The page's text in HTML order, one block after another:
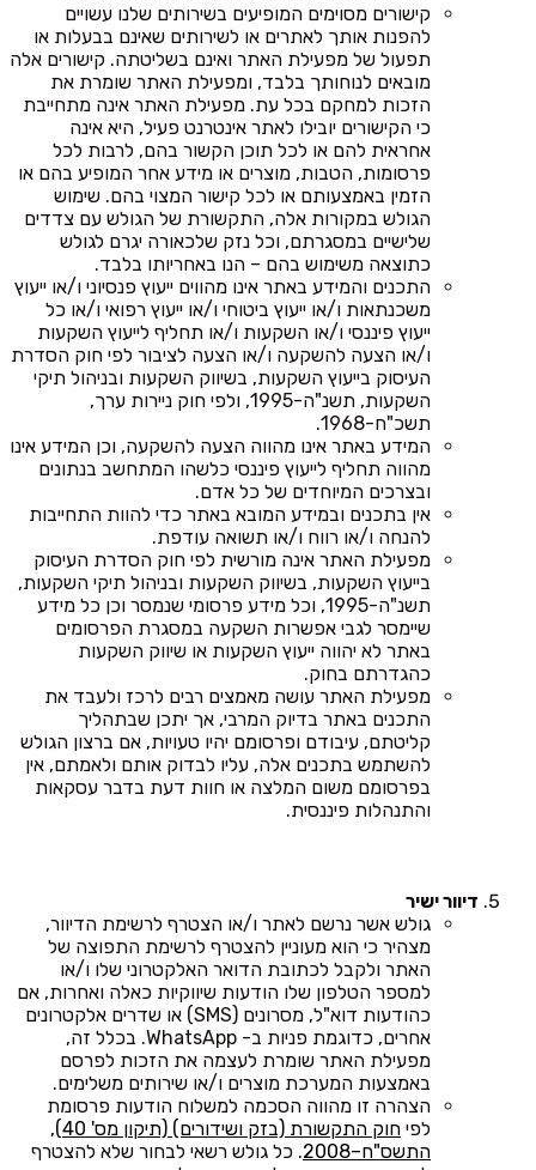
קישורים מסוימים המופיעים בשירותים שלנו עשויים
להפנות אותך לאתרים או לשירותים שאינם בבעלות או
תפעול של מפעילת האתר ואינם בשליטתה. קישורים אלה
מובאים לנוחותך בלבד, ומפעילת האתר שומרת את
הזכות למחקם בכל עת. מפעילת האתר אינה מתחייבת
כי הקישורים יובילו לאתר אינטרנט פעיל, היא אינה
אחראית להם או לכל תוכן הקשור בהם, לרבות לכל
פרסומות, הטבות, מוצרים או מידע אחר המופיע בהם או
הזמין באמצעותם או לכל קישור המצוי בהם. שימוש
הגולש במקורות אלה, התקשורת של הגולש עם צדדים
שלישיים במסגרתם, וכל נזק שלכאורה יגרם לגולש
כתוצאה משימוש בהם – הנו באחריותו בלבד.
התכנים והמידע באתר אינו מהווים ייעוץ פנסיוני ו/או ייעוץ
משכנתאות ו/או ייעוץ ביטוחי ו/או ייעוץ רפואי ו/או כל
ייעוץ פיננסי ו/או השקעות ו/או תחליף לייעוץ השקעות
ו/או הצעה להשקעה ו/או הצעה לציבור לפי חוק הסדרת
העיסוק בייעוץ השקעות, בשיווק השקעות ובניהול תיקי
השקעות, תשנ"ה-1995, ולפי חוק ניירות ערך,
תשכ"ח-1968.
המידע באתר אינו מהווה הצעה להשקעה, וכן המידע אינו
מהווה תחליף לייעוץ פיננסי כלשהו המתחשב בנתונים
ובצרכים המיוחדים של כל אדם.
אין בתכנים ובמידע המובא באתר כדי להוות התחייבות
להנחה ו/או רווח ו/או תשואה עודפת.
מפעילת האתר אינה מורשית לפי חוק הסדרת העיסוק
בייעוץ השקעות, בשיווק השקעות ובניהול תיקי השקעות,
תשנ"ה-1995, וכל מידע פרסומי שנמסר וכן כל מידע
שיימסר לגבי אפשרות השקעה במסגרת הפרסומים
באתר לא יהווה ייעוץ השקעות או שיווק השקעות
כהגדרתם בחוק.
מפעילת האתר עושה מאמצים רבים לרכז ולעבד את
התכנים באתר בדיוק המרבי, אך יתכן שבתהליך
קליטתם, עיבודם ופרסומם יהיו טעויות, אם ברצון הגולש
להשתמש בתכנים אלה, עליו לבדוק אותם ולאמתם, אין
בפרסומם משום המלצה או חוות דעת בדבר עסקאות
והתנהלות פיננסית.
דיוור ישיר
גולש אשר נרשם לאתר ו/או הצטרף לרשימת הדיוור,
מצהיר כי הוא מעוניין להצטרף לרשימת התפוצה של
האתר ולקבל לכתובת הדואר האלקטרוני שלו ו/או
למספר הטלפון שלו הודעות שיווקיות כאלה ואחרות, אם
כהודעות דוא"ל, מסרונים (SMS) או שדרים אלקטרונים
אחרים, כדוגמת פניות ב- WhatsApp. בכלל זה,
מפעילת האתר שומרת לעצמה את הזכות לפרסם
באמצעות המערכת מוצרים ו/או שירותים משלימים.
הצהרה זו מהווה הסכמה למשלוח הודעות פרסומת
לפי
חוק התקשורת (בזק ושידורים) (תיקון מס' 40),
התשס"ח–2008
. כל גולש רשאי לבחור שלא להצטרף